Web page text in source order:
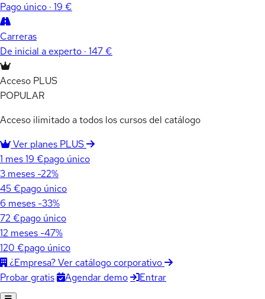
Pago único · 19 €
Carreras
De inicial a experto · 147 €
Acceso PLUS
POPULAR
Acceso ilimitado a todos los cursos del catálogo
Ver planes PLUS
1 mes19 €pago único
3 meses -22%
45 €pago único
6 meses -33%
72 €pago único
12 meses -47%
120 €pago único
¿Empresa? Ver catálogo corporativo
Probar gratis
Agendar demo Entrar